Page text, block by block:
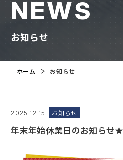
NEWS
お知らせ
ホーム お知らせ
2025.12.15 お知らせ
年末年始休業日のお知らせ★